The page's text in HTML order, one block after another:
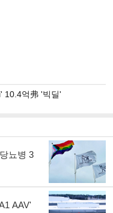
10.4억弗 '빅딜'
뇨병 3
AAV'